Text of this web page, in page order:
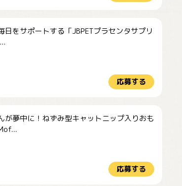
日をサポートする「JBPETプラセンタサプリ
応募する
が夢中に！ねずみ型キャットニップ入りおも
応募する